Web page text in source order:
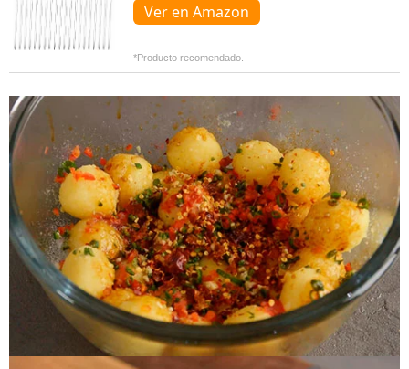
Ver en Amazon
*Producto recomendado.